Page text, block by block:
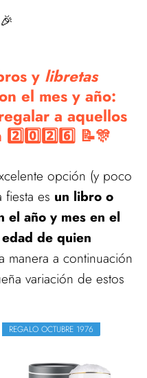
y libretas
el mes y año:
a aquellos
📝🎊
opción (y poco
es un libro o
el año y mes en el
de quien
manera a continuación
variación de estos
REGALO OCTUBRE 1976